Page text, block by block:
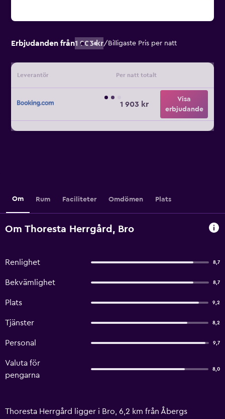
Erbjudanden från1 903 kr/ Billigaste Pris per natt
Leverantör Per natt totalt
1 903 kr
Visa
erbjudande
Om Rum Faciliteter Omdömen Plats
Om Thoresta Herrgård, Bro
Renlighet 8,7
Bekvämlighet 8,7
Plats 9,2
Tjänster 8,2
Personal 9,7
Valuta för
pengarna
8,0
Thoresta Herrgård ligger i Bro, 6,2 km från Åbergs